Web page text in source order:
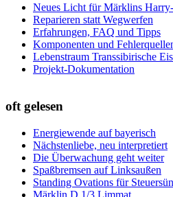
Neues Licht für Märklins
Reparieren statt Wegwerfen
Erfahrungen, FAQ und Tipps
Komponenten und
Lebenstraum Transsibirische
Projekt-Dokumentation
oft gelesen
Energiewende auf bayerisch
Nächstenliebe, neu interpretiert
Die Überwachung geht weiter
Spaßbremsen auf Linksaußen
Standing Ovations für